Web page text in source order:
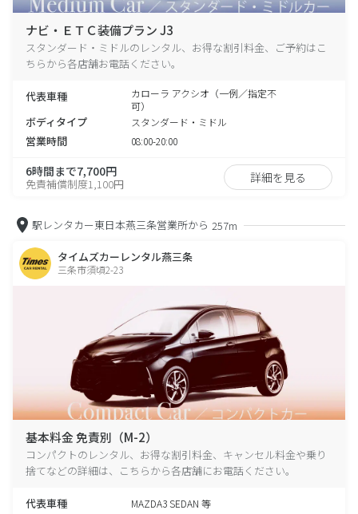
ナビ・ＥＴＣ装備プラン J3
スタンダード・ミドルのレンタル、お得な割引料金、ご予約はこ
ちらから各店舗お電話ください。
代表車種
カローラ アクシオ（一例／指定不
可）
ボディタイプ スタンダード・ミドル
営業時間 08:00-20:00
6時間まで7,700円
免責補償制度1,100円 詳細を見る
駅レンタカー東日本燕三条営業所から 257m
タイムズカーレンタル燕三条
三条市須頃2-23
基本料金 免責別（M-2）
コンパクトのレンタル、お得な割引料金、キャンセル料金や乗り
捨てなどの詳細は、こちらから各店舗にお電話ください。
代表車種 MAZDA3 SEDAN 等